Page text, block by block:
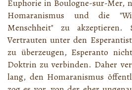
Euphorie in Boulogne-sur-Mer,
Homaranismus und die
Menschheit" zu akzeptieren.
Vertrauten unter den
zu überzeugen, Esperanto
Doktrin zu verbinden. Daher
lang, den Homaranismus